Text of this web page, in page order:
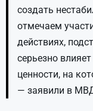
создать
отмечаем
действиях,
серьезно
ценности, на
— заявили в